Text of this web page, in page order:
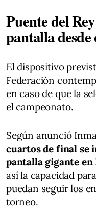
Puente del
pantalla
El dispositivo
Federación
en caso de que la
el campeonato.
Según anunció
cuartos de final se
pantalla gigante en
así la capacidad
puedan seguir los
torneo.